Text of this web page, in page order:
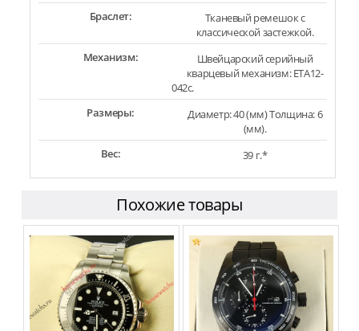
Браслет:
Тканевый ремешок с
классической застежкой.
Механизм:
Швейцарский серийный
кварцевый механизм: ETA12-
042c.
Размеры:
Диаметр: 40 (мм) Толщина: 6
(мм).
Вес:
39 г.*
Похожие товары